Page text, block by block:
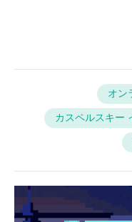
オン
カスペルスキー